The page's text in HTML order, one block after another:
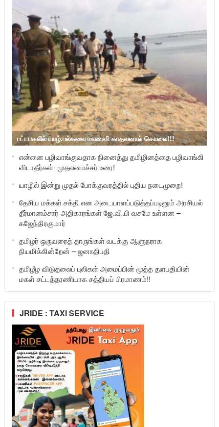
பட்டபகலில் யாழ்.பல்கலை மாணவி காதலனால் கொலை!!!
என்னை பழிவாங்குவதாக நினைத்து தமிழினத்தை பழிவாங்கி
விடாதீர்கள்- முதலமைச்சர் உரை!
யாழில் இன்று முதல் போக்குவரத்தில் புதிய நடைமுறை!
தேசிய மக்கள் சக்தி என அடையாளப்படுத்தப்படினும் அரசியல்
தீர்மானம்சார் அதிகாரங்கள் ஜே.வி.பி வசமே உள்ளன –
கஜேந்திரகுமார்
தமிழர் ஒருவரைத் தாருங்கள் வடக்கு ஆளுநராக
நியமிக்கின்றேன் – ஜனாதிபதி
தமிழீழ விடுதலைப் புலிகள் அமைப்பின் மூத்த தளபதியின்
மகள் சட்டத்தரணியாக சத்தியப் பிரமாணம்!!
JRIDE : TAXI SERVICE